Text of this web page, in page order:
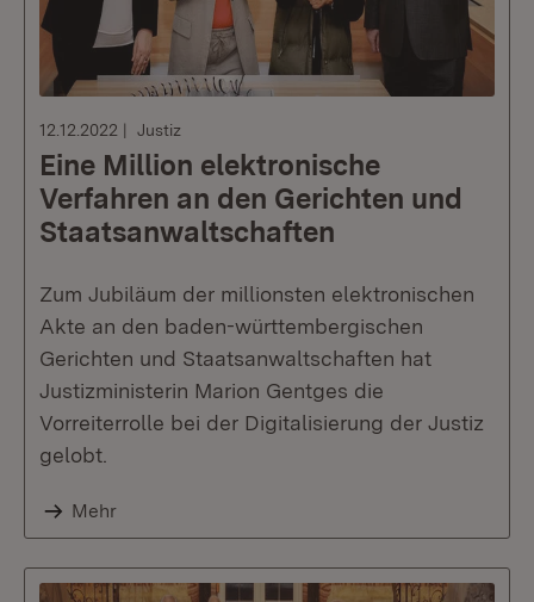
12.12.2022 Justiz
Eine Million elektronische
Verfahren an den Gerichten und
Staatsanwaltschaften
Zum Jubiläum der millionsten elektronischen
Akte an den baden-württembergischen
Gerichten und Staatsanwaltschaften hat
Justizministerin Marion Gentges die
Vorreiterrolle bei der Digitalisierung der Justiz
gelobt.
Mehr